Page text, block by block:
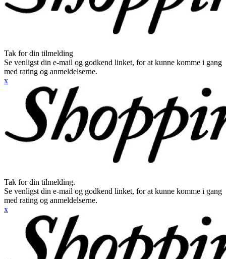
Tak for din tilmelding
Se venligst din e-mail og godkend linket, for at kunne komme i gang
med rating og anmeldelserne.
x
Tak for din tilmelding.
Se venligst din e-mail og godkend linket, for at kunne komme i gang
med rating og anmeldelserne.
x